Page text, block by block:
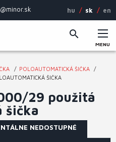
hu sk en
MENU
POLOAUTOMATICKÁ ŠIČKA
ŠIČKA
29 použitá
šička
NEDOSTUPNÉ